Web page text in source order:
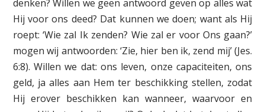
denken? Willen we geen antwoord geven op alles wat
Hij voor ons deed? Dat kunnen we doen; want als Hij
roept: ‘Wie zal Ik zenden? Wie zal er voor Ons gaan?’
mogen wij antwoorden: ‘Zie, hier ben ik, zend mij’ (Jes.
6:8). Willen we dat: ons leven, onze capaciteiten, ons
geld, ja alles aan Hem ter beschikking stellen, zodat
Hij erover beschikken kan wanneer, waarvoor en